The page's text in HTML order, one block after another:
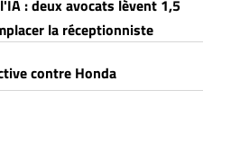
: deux avocats lèvent 1,5
la réceptionniste
contre Honda